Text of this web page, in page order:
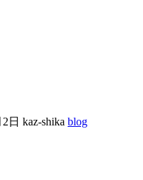
日 kaz-shika blog